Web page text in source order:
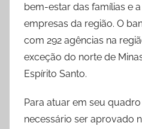
bem-estar das famílias e
empresas da região. O
com 292 agências na
exceção do norte de
Espírito Santo.
Para atuar em seu
necessário ser aprovado